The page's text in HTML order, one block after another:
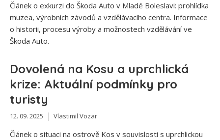
Článek o exkurzi do Škoda Auto v Mladé Boleslavi: prohlídka
muzea, výrobních závodů a vzdělávacího centra. Informace
o historii, procesu výroby a možnostech vzdělávání ve
Škoda Auto.
Dovolená na Kosu a uprchlická
krize: Aktuální podmínky pro
turisty
12. 09. 2025 Vlastimil Vozar
Článek o situaci na ostrově Kos v souvislosti s uprchlickou